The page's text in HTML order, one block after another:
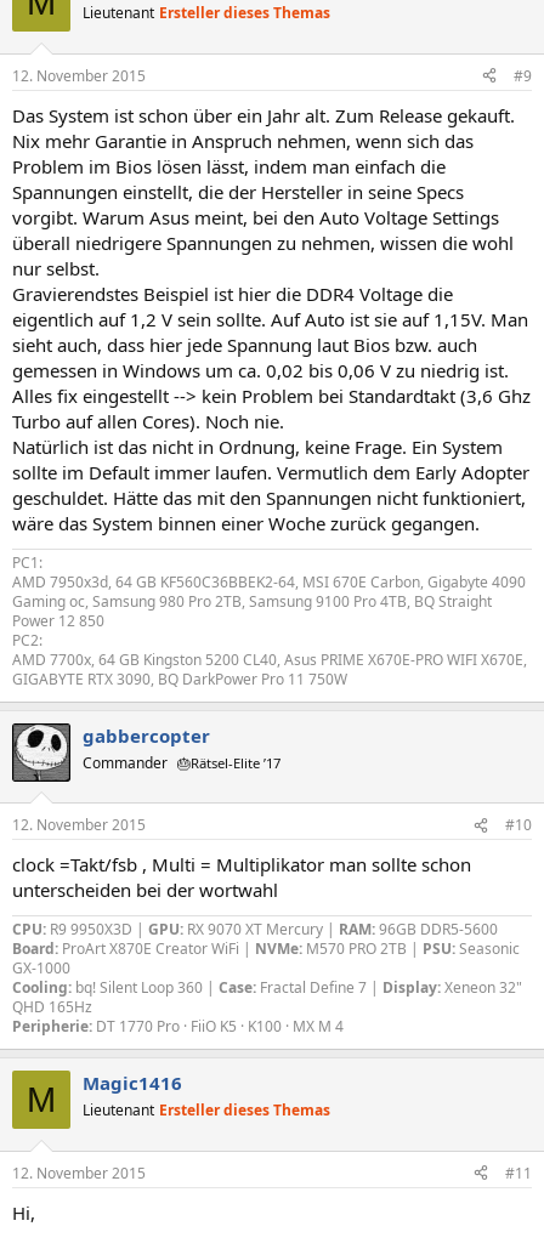
Lieutenant Ersteller dieses Themas
12. November 2015 #9
Das System ist schon über ein Jahr alt. Zum Release gekauft.
Nix mehr Garantie in Anspruch nehmen, wenn sich das
Problem im Bios lösen lässt, indem man einfach die
Spannungen einstellt, die der Hersteller in seine Specs
vorgibt. Warum Asus meint, bei den Auto Voltage Settings
überall niedrigere Spannungen zu nehmen, wissen die wohl
nur selbst.
Gravierendstes Beispiel ist hier die DDR4 Voltage die
eigentlich auf 1,2 V sein sollte. Auf Auto ist sie auf 1,15V. Man
sieht auch, dass hier jede Spannung laut Bios bzw. auch
gemessen in Windows um ca. 0,02 bis 0,06 V zu niedrig ist.
Alles fix eingestellt --> kein Problem bei Standardtakt (3,6 Ghz
Turbo auf allen Cores). Noch nie.
Natürlich ist das nicht in Ordnung, keine Frage. Ein System
sollte im Default immer laufen. Vermutlich dem Early Adopter
geschuldet. Hätte das mit den Spannungen nicht funktioniert,
wäre das System binnen einer Woche zurück gegangen.
PC1:
AMD 7950x3d, 64 GB KF560C36BBEK2-64, MSI 670E Carbon, Gigabyte 4090
Gaming oc, Samsung 980 Pro 2TB, Samsung 9100 Pro 4TB, BQ Straight
Power 12 850
PC2:
AMD 7700x, 64 GB Kingston 5200 CL40, Asus PRIME X670E-PRO WIFI X670E,
GIGABYTE RTX 3090, BQ DarkPower Pro 11 750W
gabbercopter
Commander 🎂Rätsel-Elite ’17
12. November 2015 #10
clock =Takt/fsb , Multi = Multiplikator man sollte schon
unterscheiden bei der wortwahl
CPU: R9 9950X3D | GPU: RX 9070 XT Mercury | RAM:96GB DDR5-5600
Board: ProArt X870E Creator WiFi | NVMe: M570 PRO 2TB | PSU:Seasonic
GX-1000
Cooling: bq! Silent Loop 360 | Case: Fractal Define 7 | Display:Xeneon 32"
QHD 165Hz
Peripherie: DT 1770 Pro · FiiO K5 · K100 · MX M 4
M Magic1416
Lieutenant Ersteller dieses Themas
12. November 2015 #11
Hi,